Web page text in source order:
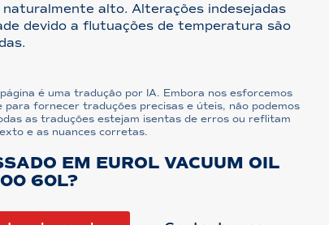
naturalmente alto. Alterações indesejadas
devido a flutuações de temperatura são
é uma tradução por IA. Embora nos esforcemos
para fornecer traduções precisas e úteis, não podemos
as traduções estejam isentas de erros ou reflitam
e as nuances corretas.
EM EUROL VACUUM OIL
60L?